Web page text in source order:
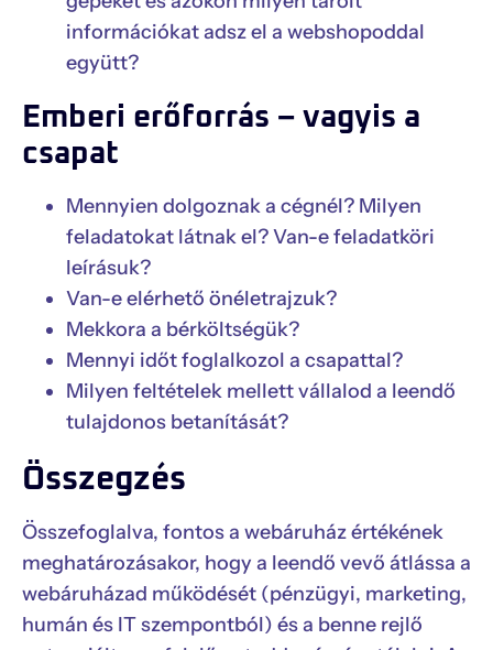
információkat adsz el a webshopoddal
együtt?
Emberi erőforrás – vagyis a
csapat
Mennyien dolgoznak a cégnél? Milyen
feladatokat látnak el? Van-e feladatköri
leírásuk?
Van-e elérhető önéletrajzuk?
Mekkora a bérköltségük?
Mennyi időt foglalkozol a csapattal?
Milyen feltételek mellett vállalod a leendő
tulajdonos betanítását?
Összegzés
Összefoglalva, fontos a webáruház értékének
meghatározásakor, hogy a leendő vevő átlássa a
webáruházad működését (pénzügyi, marketing,
humán és IT szempontból) és a benne rejlő